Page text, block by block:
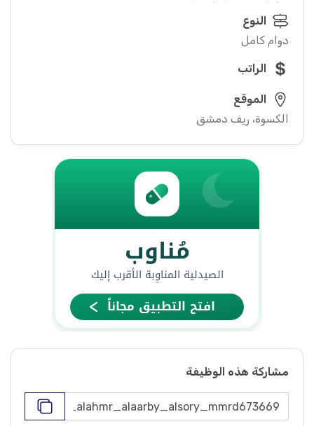
النوع
دوام كامل
الراتب
الموقع
الكسوة، ريف دمشق
مشاركة هذه الوظيفة